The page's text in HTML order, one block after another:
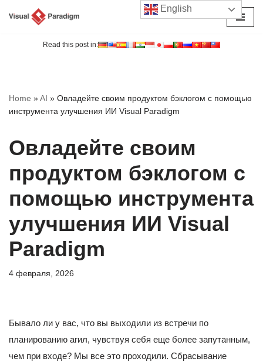
Read this post in:
Home »AI » Овладейте своим продуктом бэклогом с помощью
инструмента улучшения ИИ Visual Paradigm
Овладейте своим
продуктом бэклогом с
помощью инструмента
улучшения ИИ Visual
Paradigm
4 февраля, 2026
Бывало ли у вас, что вы выходили из встречи по
планированию агил, чувствуя себя еще более запутанным,
чем при входе? Мы все это проходили. Сбрасывание
English